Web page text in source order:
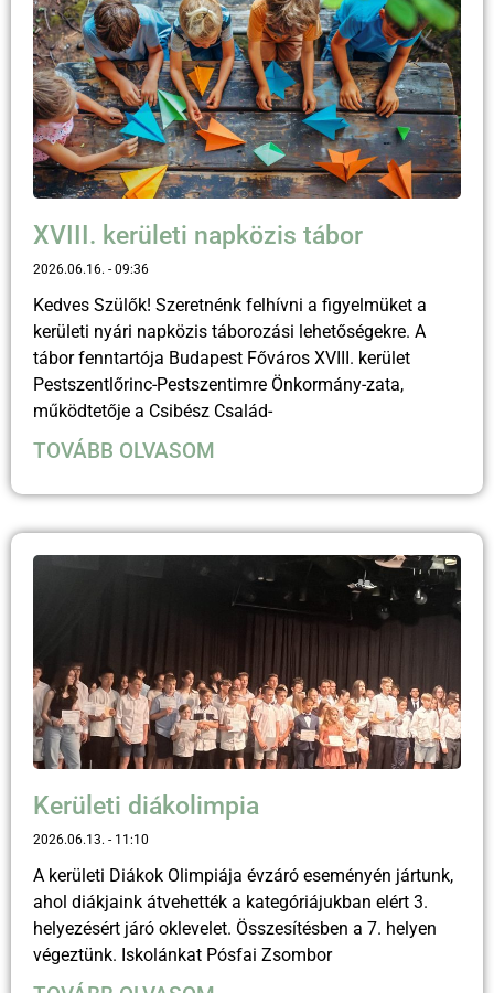
XVIII. kerületi napközis tábor
2026.06.16. 09:36
Kedves Szülők! Szeretnénk felhívni a figyelmüket a
kerületi nyári napközis táborozási lehetőségekre. A
tábor fenntartója Budapest Főváros XVIII. kerület
Pestszentlőrinc-Pestszentimre Önkormány-zata,
működtetője a Csibész Család-
TOVÁBB OLVASOM
Kerületi diákolimpia
2026.06.13. 11:10
A kerületi Diákok Olimpiája évzáró eseményén jártunk,
ahol diákjaink átvehették a kategóriájukban elért 3.
helyezésért járó oklevelet. Összesítésben a 7. helyen
végeztünk. Iskolánkat Pósfai Zsombor